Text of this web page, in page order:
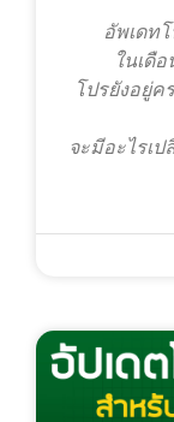
อัพเดท
ในเดื
โปรยังอยู่ค
จะมีอะไรเป